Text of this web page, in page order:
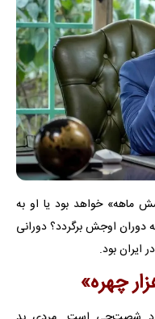
ماهه» خواهد بود یا او به
دوران اوجش برگردد؟ دورانی
ایران بود.
چهره»